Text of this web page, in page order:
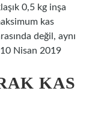
0,5 kg inşa
kas
değil, aynı
Nisan 2019
KAS